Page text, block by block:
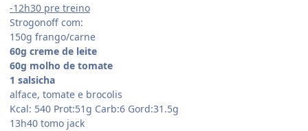
-12h30 pre treino
Strogonoff com:
150g frango/carne
60g creme de leite
60g molho de tomate
1 salsicha
alface, tomate e brocolis
Kcal: 540 Prot:51g Carb:6 Gord:31.5g
13h40 tomo jack